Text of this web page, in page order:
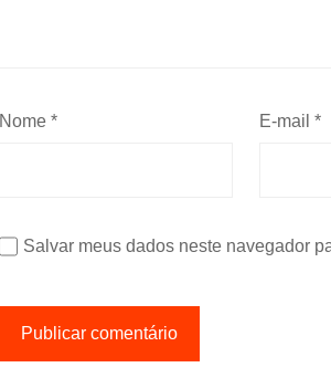
Nome * E-mail*
Salvar meus dados neste navegador